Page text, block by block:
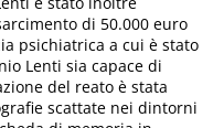
di 50.000 euro
psichiatrica a cui è stato
Lenti sia capace di
del reato è stata
scattate nei dintorni